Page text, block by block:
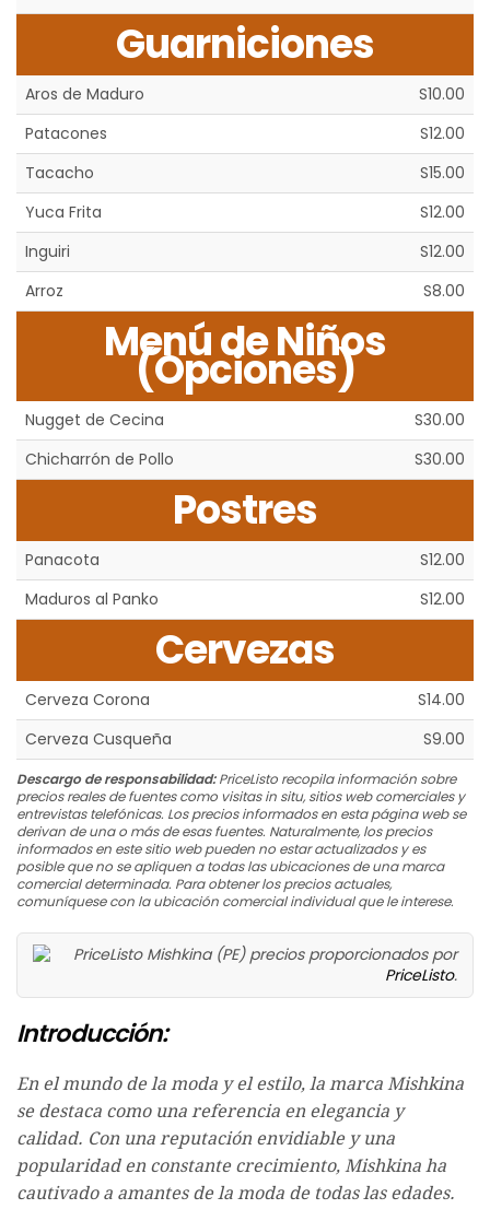
Guarniciones
Aros de Maduro
S10.00
Patacones
S12.00
Tacacho
S15.00
Yuca Frita
S12.00
Inguiri
S12.00
Arroz
S8.00
Menú de Niños
(Opciones)
Nugget de Cecina
S30.00
Chicharrón de Pollo
S30.00
Postres
Panacota
S12.00
Maduros al Panko
S12.00
Cervezas
Cerveza Corona
S14.00
Cerveza Cusqueña
S9.00
Descargo de responsabilidad:PriceListo recopila información sobre
precios reales de fuentes como visitas in situ, sitios web comerciales y
entrevistas telefónicas. Los precios informados en esta página web se
derivan de una o más de esas fuentes. Naturalmente, los precios
informados en este sitio web pueden no estar actualizados y es
posible que no se apliquen a todas las ubicaciones de una marca
comercial determinada. Para obtener los precios actuales,
comuníquese con la ubicación comercial individual que le interese.
Mishkina (PE) precios proporcionados por
PriceListo.
Introducción:
En el mundo de la moda y el estilo, la marca Mishkina
se destaca como una referencia en elegancia y
calidad. Con una reputación envidiable y una
popularidad en constante crecimiento, Mishkina ha
cautivado a amantes de la moda de todas las edades.